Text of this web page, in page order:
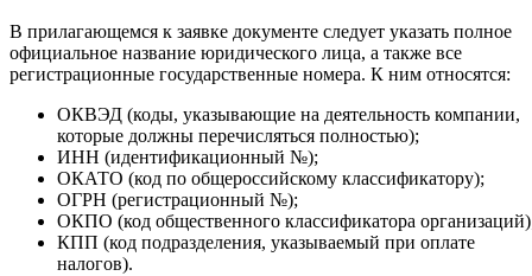
В прилагающемся к заявке документе следует указать полное
официальное название юридического лица, а также все
регистрационные государственные номера. К ним относятся:
ОКВЭД (коды, указывающие на деятельность компании,
которые должны перечисляться полностью);
ИНН (идентификационный №);
ОКАТО (код по общероссийскому классификатору);
ОГРН (регистрационный №);
ОКПО (код общественного классификатора
КПП (код подразделения, указываемый при оплате
налогов).